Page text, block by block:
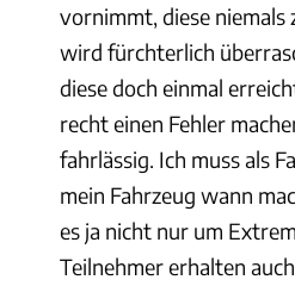
vornimmt, diese niemals
wird fürchterlich
diese doch einmal
recht einen Fehler
fahrlässig. Ich muss als
mein Fahrzeug wann
es ja nicht nur um
Teilnehmer erhalten